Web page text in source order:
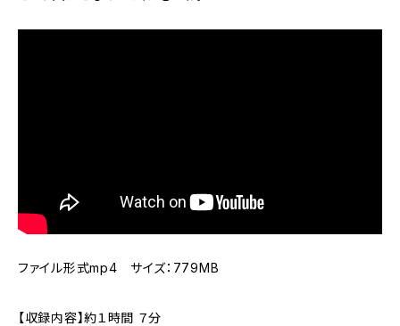
ファイル形式mp4 サイズ：779MB
【収録内容】約１時間 ７分